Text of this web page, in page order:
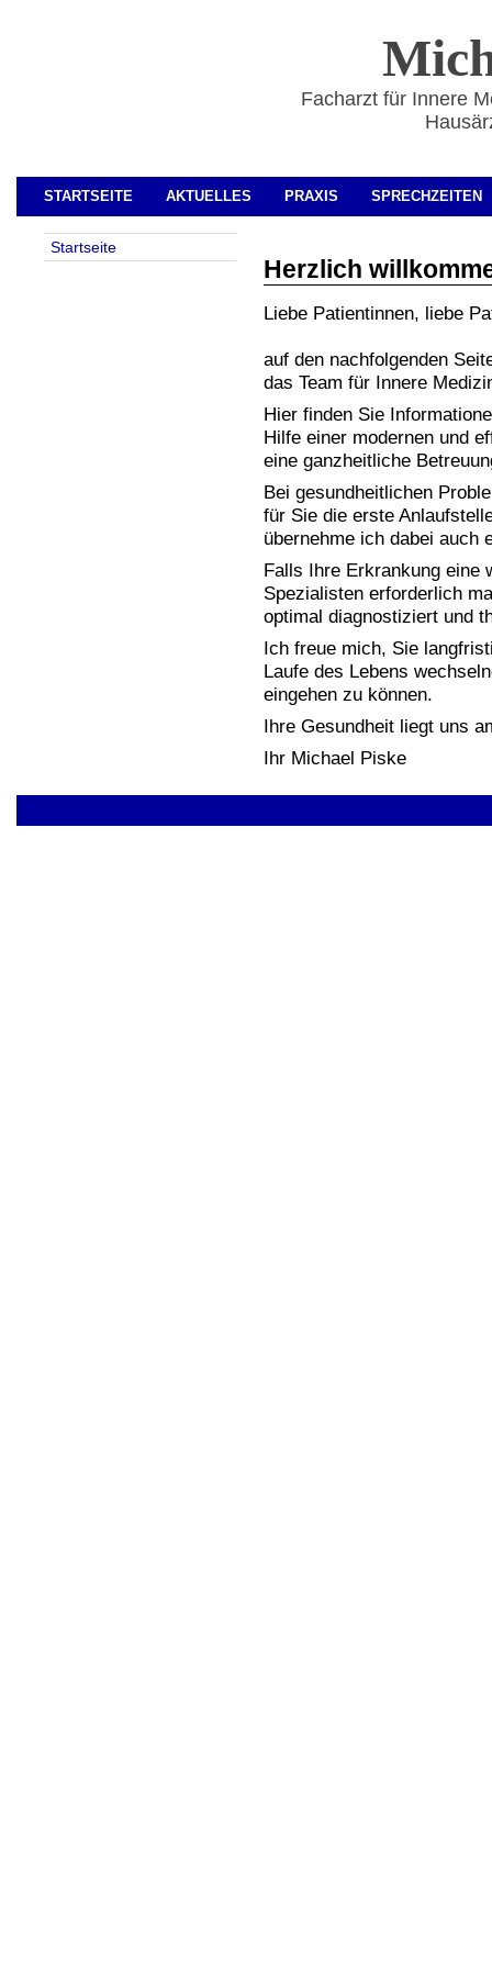
Facharzt für Innere
STARTSEITE AKTUELLES PRAXIS SPRECHZEITEN
Startseite
Herzlich
Liebe Patientinnen, liebe
auf den nachfolgenden
das Team für Innere
Hier finden Sie
Hilfe einer modernen und
eine ganzheitliche
Bei gesundheitlichen
für Sie die erste
übernehme ich dabei auch
Falls Ihre Erkrankung eine
Spezialisten erforderlich
optimal diagnostiziert und
Ich freue mich, Sie
Laufe des Lebens
eingehen zu können.
Ihre Gesundheit liegt uns
Ihr Michael Piske